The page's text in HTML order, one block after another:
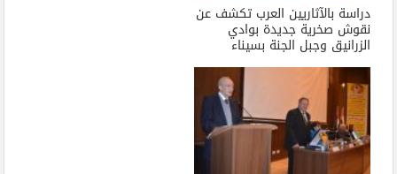
دراسة بالآثاريين العرب تكشف عن
نقوش صخرية جديدة بوادي
الزرانيق وجبل الجنة بسيناء